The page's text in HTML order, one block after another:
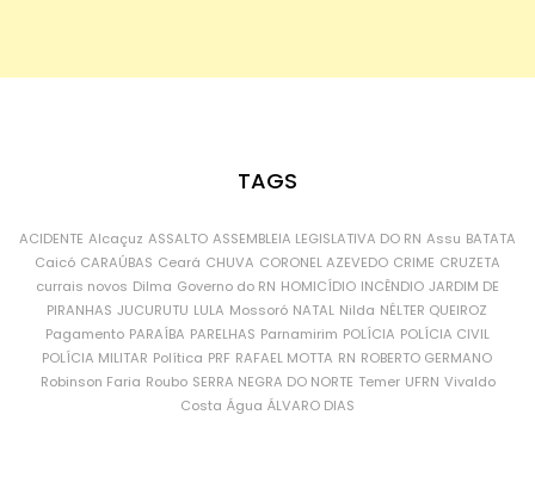
TAGS
ACIDENTE Alcaçuz ASSALTO ASSEMBLEIA LEGISLATIVA DO RN Assu BATATA
Caicó CARAÚBAS Ceará CHUVA CORONEL AZEVEDO CRIME CRUZETA
currais novos Dilma Governo do RN HOMICÍDIO INCÊNDIO JARDIM DE
PIRANHAS JUCURUTU LULA Mossoró NATAL Nilda NÉLTER QUEIROZ
Pagamento PARAÍBA PARELHAS Parnamirim POLÍCIA POLÍCIA CIVIL
POLÍCIA MILITAR Política PRF RAFAEL MOTTA RN ROBERTO GERMANO
Robinson Faria Roubo SERRA NEGRA DO NORTE Temer UFRN Vivaldo
Costa Água ÁLVARO DIAS